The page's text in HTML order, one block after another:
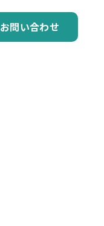
お問い合わせ